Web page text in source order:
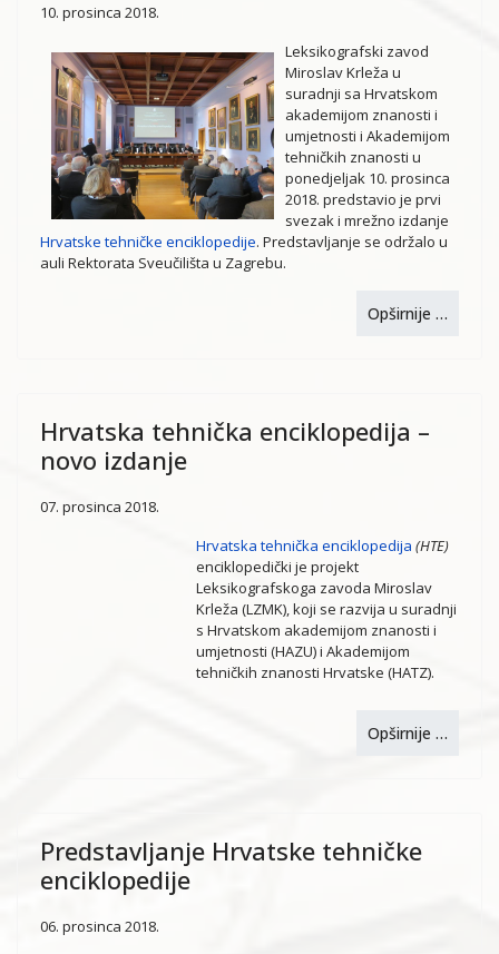
10. prosinca 2018.
Leksikografski zavod
Miroslav Krleža u
suradnji sa Hrvatskom
akademijom znanosti i
umjetnosti i Akademijom
tehničkih znanosti u
ponedjeljak 10. prosinca
2018. predstavio je prvi
svezak i mrežno izdanje
Hrvatske tehničke enciklopedije. Predstavljanje se održalo u
auli Rektorata Sveučilišta u Zagrebu.
Opširnije …
Hrvatska tehnička enciklopedija –
novo izdanje
07. prosinca 2018.
Hrvatska tehnička enciklopedija (HTE)
enciklopedički je projekt
Leksikografskoga zavoda Miroslav
Krleža (LZMK), koji se razvija u suradnji
s Hrvatskom akademijom znanosti i
umjetnosti (HAZU) i Akademijom
tehničkih znanosti Hrvatske (HATZ).
Opširnije …
Predstavljanje Hrvatske tehničke
enciklopedije
06. prosinca 2018.